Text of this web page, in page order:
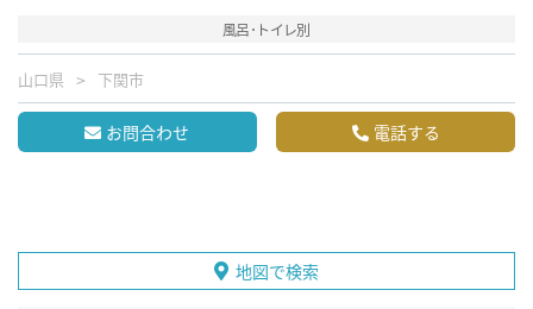
風呂･トイレ別
山口県 下関市
お問合わせ 電話する
地図で検索